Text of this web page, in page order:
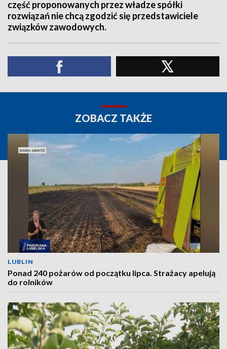
część proponowanych przez władze spółki
rozwiązań nie chcą zgodzić się przedstawiciele
związków zawodowych.
ZOBACZ TAKŻE
LUBLIN
Ponad 240 pożarów od początku lipca. Strażacy apelują
do rolników